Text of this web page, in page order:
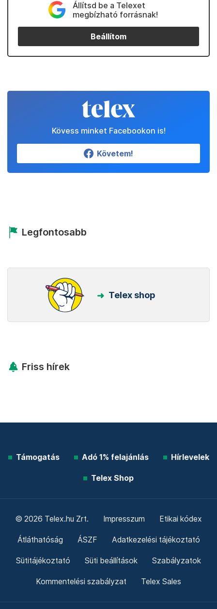
Állítsd be a Telexet
megbízható forrásnak!
Beállítom
Kövess minket Facebookon is!
Követem!
Legfontosabb
Telex shop
Friss hírek
Támogatás Adó 1% felajánlás Hírlevelek
Telex Shop
© 2026 Telex.hu Zrt. Impresszum Etikai kódex
Átláthatóság ÁSZF Adatkezelési tájékoztató
Sütitájékoztató Süti beállítások Szabályzatok
Kommentelési szabályzat Telex Sales